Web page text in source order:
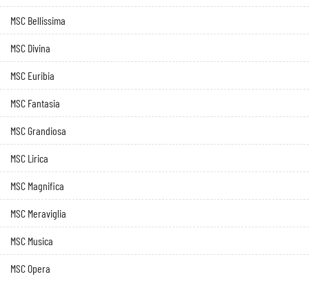
MSC Bellissima
MSC Divina
MSC Euribia
MSC Fantasia
MSC Grandiosa
MSC Lirica
MSC Magnifica
MSC Meraviglia
MSC Musica
MSC Opera